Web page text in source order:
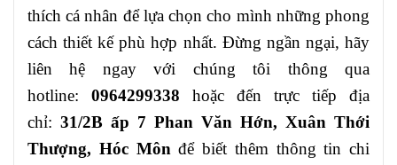
thích cá nhân để lựa chọn cho mình những phong
cách thiết kế phù hợp nhất. Đừng ngần ngại, hãy
liên hệ ngay với chúng tôi thông qua
hotline:
0964299338 hoặc đến trực tiếp địa
chỉ: 31/2B ấp 7 Phan Văn Hớn, Xuân Thới
Thượng, Hóc Mônđể biết thêm thông tin chi